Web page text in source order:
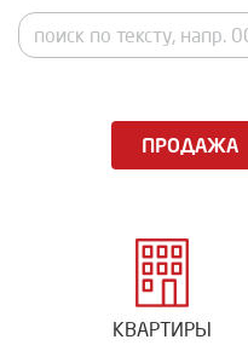
ПРОДАЖА
КВАРТИРЫ